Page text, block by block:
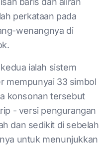
perkataan pada
wenangnya di
ialah sistem
mempunyai 33 simbol
konsonan tersebut
- versi pengurangan
dan sedikit di sebelah
untuk menunjukkan